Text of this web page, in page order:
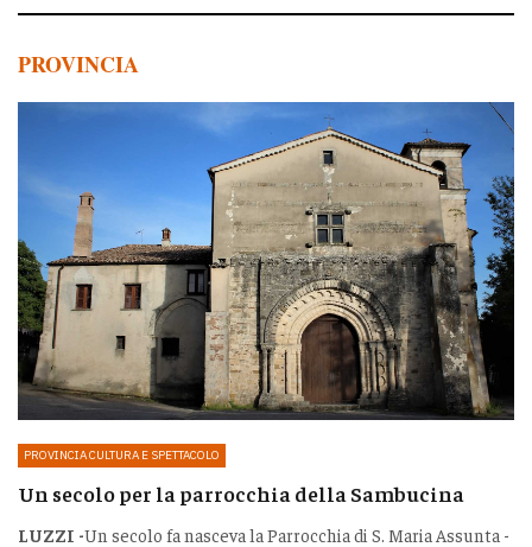
PROVINCIA
PROVINCIA CULTURA E SPETTACOLO
Un secolo per la parrocchia della Sambucina
LUZZI -Un secolo fa nasceva la Parrocchia di S. Maria Assunta -